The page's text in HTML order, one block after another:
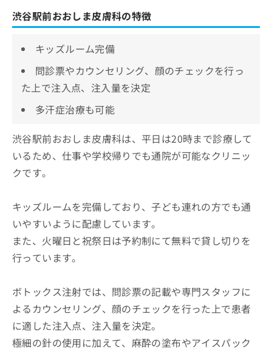
渋谷駅前おおしま皮膚科の特徴
キッズルーム完備
問診票やカウンセリング、顔のチェックを行っ
た上で注入点、注入量を決定
多汗症治療も可能
渋谷駅前おおしま皮膚科は、平日は20時まで診療して
いるため、仕事や学校帰りでも通院が可能なクリニッ
クです。
キッズルームを完備しており、子ども連れの方でも通
いやすいように配慮しています。
また、火曜日と祝祭日は予約制にて無料で貸し切りを
行っています。
ボトックス注射では、問診票の記載や専門スタッフに
よるカウンセリング、顔のチェックを行った上で患者
に適した注入点、注入量を決定。
極細の針の使用に加えて、麻酔の塗布やアイスパック